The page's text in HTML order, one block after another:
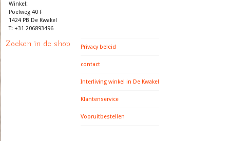
Winkel:
Poelweg 40 F
1424 PB De Kwakel
T: +31 206893496
Zoeken in de shop Privacy beleid
contact
Interliving winkel in De Kwakel
Klantenservice
Vooruitbestellen